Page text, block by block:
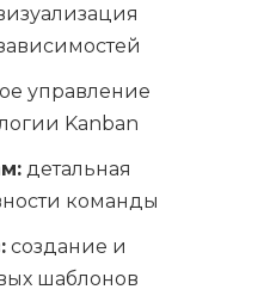
управление
Kanban
детальная
команды
создание и
шаблонов